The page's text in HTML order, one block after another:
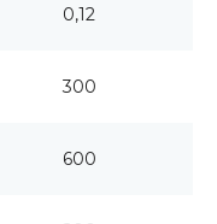
0,12
300
600